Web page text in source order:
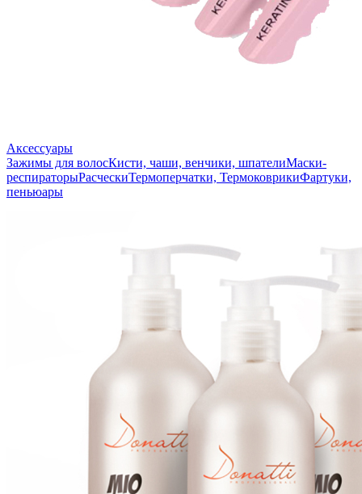
Аксессуары
Зажимы для волосКисти, чаши, венчики, шпателиМаски-
респираторыРасческиТермоперчатки, ТермоковрикиФартуки,
пеньюары